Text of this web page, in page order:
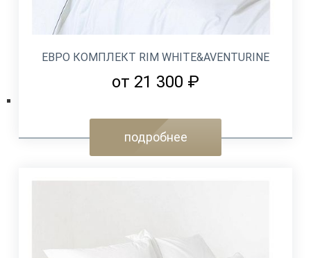
ЕВРО КОМПЛЕКТ RIM WHITE&AVENTURINE
от 21 300 ₽
подробнее